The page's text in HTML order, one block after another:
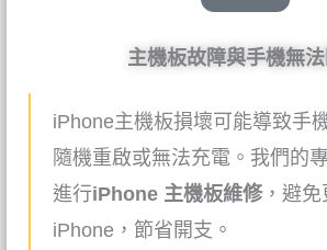
主機板故障與手機無
iPhone主機板損壞可能導致手
隨機重啟或無法充電。我們的
進行iPhone 主機板維修，避免
iPhone ，節省開支。